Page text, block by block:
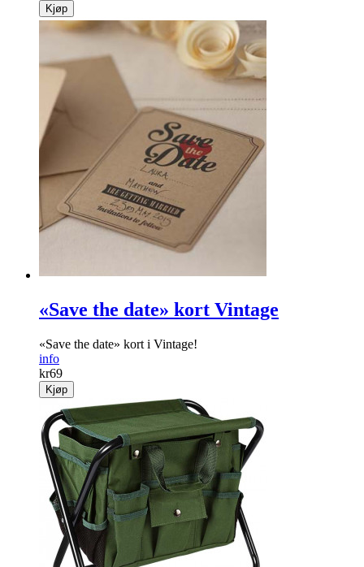
Kjøp
«Save the date» kort Vintage
«Save the date» kort i Vintage!
info
kr69
Kjøp